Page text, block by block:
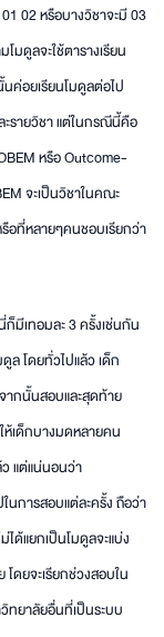
02 หรือบางวิชาจะมี 03
มดูลจะใช้ตารางเรียน
ค่อยเรียนโมดูลต่อไป
รายวิชา แต่ในกรณีนี้คือ
หรือ Outcome-
จะเป็นวิชาในคณะ
อที่หลายๆคนชอบเรียกว่า
มีเทอมละ 3 ครั้งเช่นกัน
ล โดยทั่วไปแล้ว เด็ก
ากนั้นสอบและสุดท้าย
ห้เด็กบางมดหลายคน
แต่แน่นอนว่า
นการสอบแต่ละครั้ง ถือว่า
ด้แยกเป็นโมดูลจะแบ่ง
ดยจะเรียกช่วงสอบใน
ทยาลัยอื่นที่เป็นระบบ